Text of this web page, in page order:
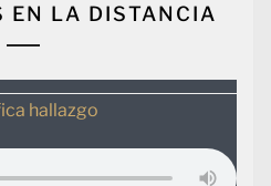
EN LA DISTANCIA
hallazgo